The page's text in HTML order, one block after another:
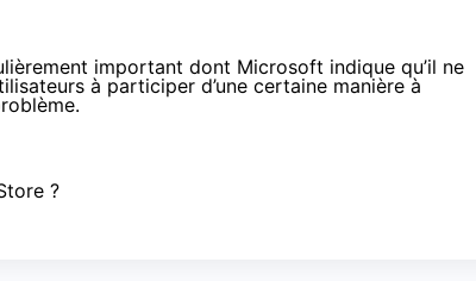
important dont Microsoft indique qu’il ne
à participer d’une certaine manière à
?